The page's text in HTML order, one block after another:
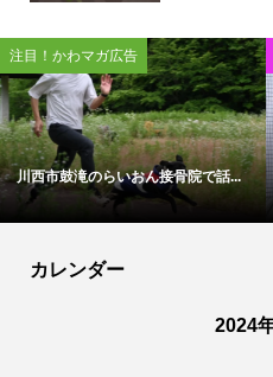
注目！かわマガ広告
川西市鼓滝のらいおん接骨院で話...
カレンダー
2024